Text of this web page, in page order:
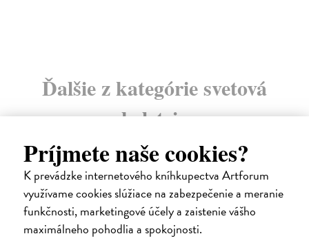
Príjmete naše cookies?
K prevádzke internetového kníhkupectva Artforum
využívame cookies slúžiace na zabezpečenie a meranie
funkčnosti, marketingové účely a zaistenie vášho
maximálneho pohodlia a spokojnosti.
Ďalšie z kategórie svetová
beletria
na sklade